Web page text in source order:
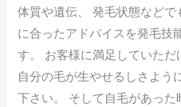
体質や遺伝、 発毛状態など
に合ったアドバイスを発毛技
す。 お客様に満足していただ
自分の毛が生やせるしさよう
下さい。 そして自毛があっ